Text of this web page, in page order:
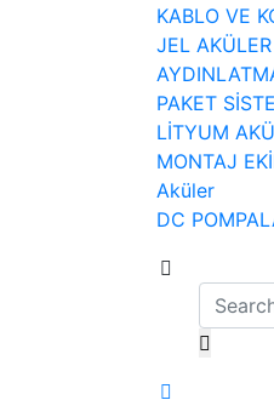
KABLO VE
JEL AKÜLER
PAKET
LİTYUM
MONTAJ
Aküler
DC